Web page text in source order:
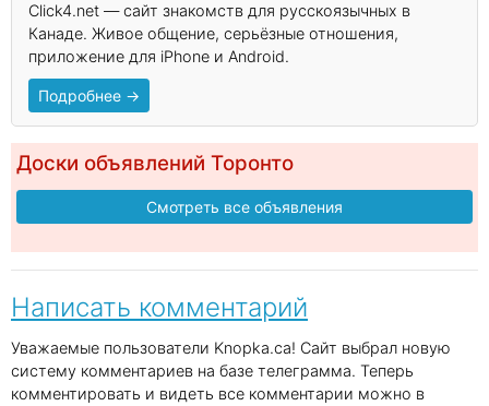
Click4.net — сайт знакомств для русскоязычных в
Канаде. Живое общение, серьёзные отношения,
приложение для iPhone и Android.
Подробнее →
Доски объявлений Торонто
Смотреть все объявления
Написать комментарий
Уважаемые пользователи Knopka.ca! Сайт выбрал новую
систему комментариев на базе телеграмма. Теперь
комментировать и видеть все комментарии можно в